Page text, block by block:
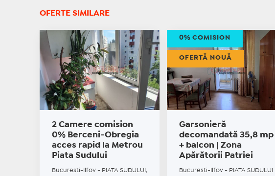
OFERTE SIMILARE
2 Camere comision
0% Berceni-Obregia
acces rapid la Metrou
Piata Sudului
Bucuresti-Ilfov - PIATA SUDULUI,
Garsonieră
decomandată 35,8 mp
+ balcon | Zona
Apărătorii Patriei
Bucuresti-Ilfov - PIATA SUDULUI
0% COMISION
OFERTĂ NOUĂ